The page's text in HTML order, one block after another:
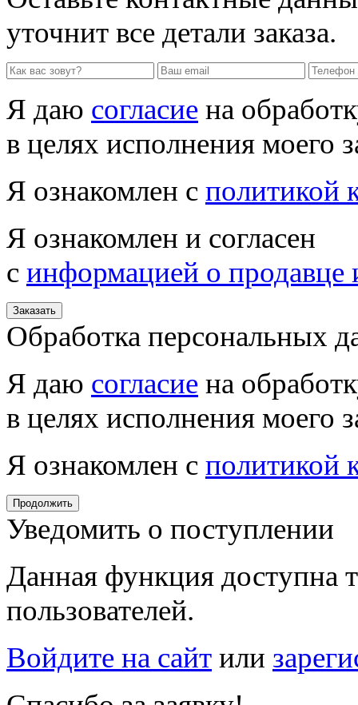
уточнит все детали заказа.
Я даю согласие на
в целях исполнения моего
Я ознакомлен с политикой
Я ознакомлен и согласен
с информацией о продавце
Заказать
Обработка персональных
Я даю согласие на
в целях исполнения моего
Я ознакомлен с политикой
Продолжить
Уведомить о поступлении
Данная функция доступна
пользователей.
Войдите на сайт или